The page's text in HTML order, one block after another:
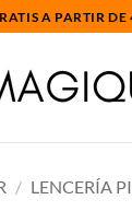
A PARTIR DE
/ LENCERÍA